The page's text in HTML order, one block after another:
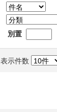
別置
表示件数